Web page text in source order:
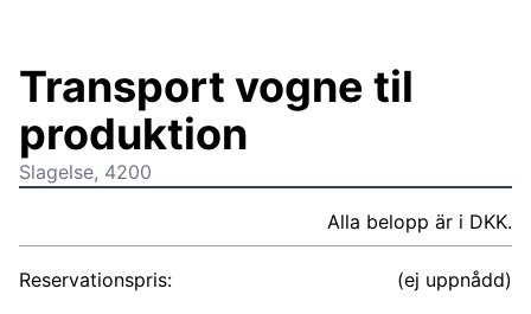
Transport vogne til
produktion
Slagelse, 4200
Alla belopp är i DKK.
Reservationspris:
(ej uppnådd)